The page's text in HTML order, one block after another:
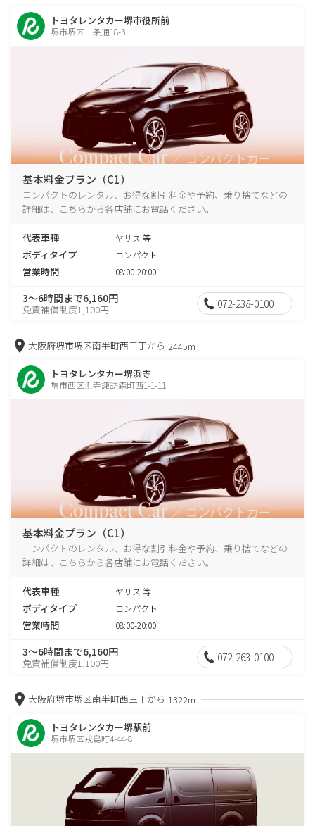
トヨタレンタカー堺市役所前
堺市堺区一条通18-3
基本料金プラン（C1）
コンパクトのレンタル、お得な割引料金や予約、乗り捨てなどの
詳細は、こちらから各店舗にお電話ください。
代表車種 ヤリス 等
ボディタイプ コンパクト
営業時間 08:00-20:00
3～6時間まで6,160円
免責補償制度1,100円 072-238-0100
大阪府堺市堺区南半町西三丁から 2445m
トヨタレンタカー堺浜寺
堺市西区浜寺諏訪森町西1-1-11
基本料金プラン（C1）
コンパクトのレンタル、お得な割引料金や予約、乗り捨てなどの
詳細は、こちらから各店舗にお電話ください。
代表車種 ヤリス 等
ボディタイプ コンパクト
営業時間 08:00-20:00
3～6時間まで6,160円
免責補償制度1,100円 072-263-0100
大阪府堺市堺区南半町西三丁から 1322m
トヨタレンタカー堺駅前
堺市堺区戎島町4-44-8